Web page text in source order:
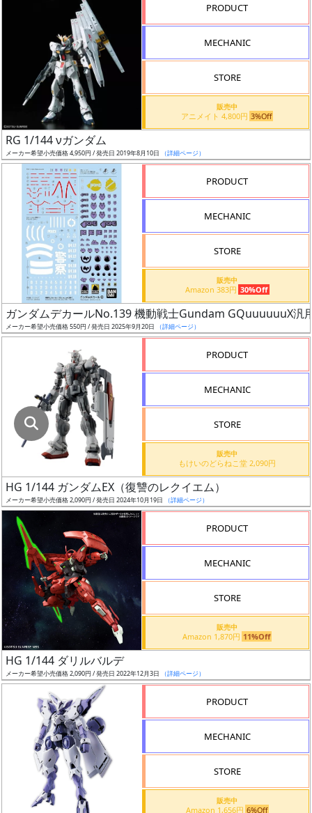
舗
最
安
ク
ス
ア
ス
ト
レ
ー
タ
ー
PRODUCT
MECHANIC
STORE
販売中
アニメイト 4,800円 3%Off
RG 1/144 νガンダム
メーカー希望小売価格 4,950円 / 発売日 2019年8月10日 （詳細ページ）
PRODUCT
MECHANIC
STORE
販売中
Amazon 383円 30%Off
ガンダムデカールNo.139 機動戦士Gundam GQuuuuuuX汎
メーカー希望小売価格 550円 / 発売日 2025年9月20日 （詳細ページ）
PRODUCT
MECHANIC
STORE
販売中
もけいのどらねこ堂 2,090円
HG 1/144 ガンダムEX（復讐のレクイエム）
メーカー希望小売価格 2,090円 / 発売日 2024年10月19日 （詳細ページ）
PRODUCT
MECHANIC
STORE
販売中
Amazon 1,870円 11%Off
HG 1/144 ダリルバルデ
メーカー希望小売価格 2,090円 / 発売日 2022年12月3日 （詳細ページ）
PRODUCT
MECHANIC
STORE
販売中
Amazon 1,656円 6%Off